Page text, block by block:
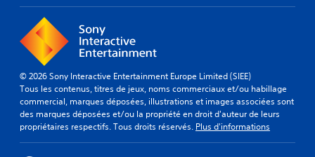
© 2026 Sony Interactive Entertainment Europe Limited (SIEE)
Tous les contenus, titres de jeux, noms commerciaux et/ou habillage
commercial, marques déposées, illustrations et images associées sont
des marques déposées et/ou la propriété en droit d'auteur de leurs
propriétaires respectifs. Tous droits réservés. Plus d'informations